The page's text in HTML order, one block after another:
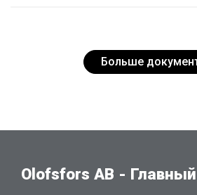
Больше
Olofsfors AB -